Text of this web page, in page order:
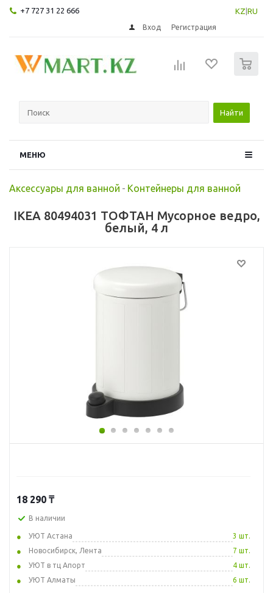
+7 727 31 22 666 KZ RU
Вход Регистрация
Найти
МЕНЮ
Аксессуары для ванной - Контейнеры для ванной
IKEA 80494031 ТОФТАН Мусорное ведро,
белый, 4 л
18 290 ₸
В наличии
УЮТ Астана
3 шт.
Новосибирск, Лента
7 шт.
УЮТ в тц Апорт
4 шт.
УЮТ Алматы
6 шт.